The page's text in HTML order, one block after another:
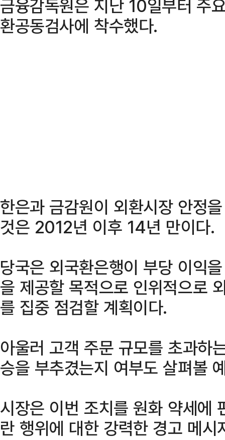
금융감독원은 지난 10일부터 주
환공동검사에 착수했다.
한은과 금감원이 외환시장 안정
것은 2012년 이후 14년 만이다.
당국은 외국환은행이 부당 이익
을 제공할 목적으로 인위적으로
를 집중 점검할 계획이다.
아울러 고객 주문 규모를 초과하
승을 부추겼는지 여부도 살펴볼
시장은 이번 조치를 원화 약세에
란 행위에 대한 강력한 경고 메시